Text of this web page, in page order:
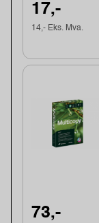
17,-
14,- Eks. Mva.
73,-